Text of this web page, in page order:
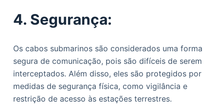
4. Segurança:
Os cabos submarinos são considerados uma forma
segura de comunicação, pois são difíceis de serem
interceptados. Além disso, eles são protegidos por
medidas de segurança física, como vigilância e
restrição de acesso às estações terrestres.